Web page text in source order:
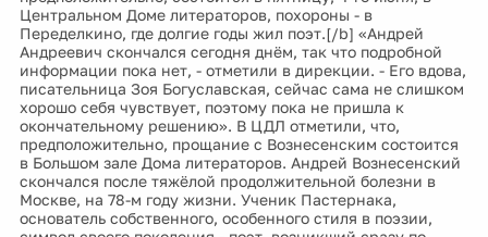
Центральном Доме литераторов, похороны - в
Переделкино, где долгие годы жил поэт.[/b] «Андрей
Андреевич скончался сегодня днём, так что подробной
информации пока нет, - отметили в дирекции. - Его вдова,
писательница Зоя Богуславская, сейчас сама не слишком
хорошо себя чувствует, поэтому пока не пришла к
окончательному решению». В ЦДЛ отметили, что,
предположительно, прощание с Вознесенским состоится
в Большом зале Дома литераторов. Андрей Вознесенский
скончался после тяжёлой продолжительной болезни в
Москве, на 78-м году жизни. Ученик Пастернака,
основатель собственного, особенного стиля в поэзии,